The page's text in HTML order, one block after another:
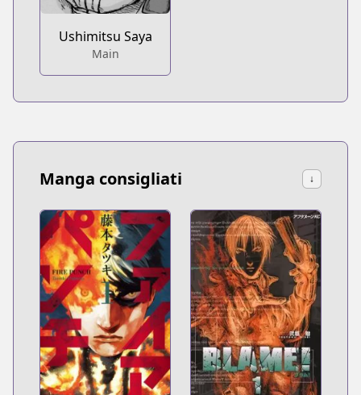
Ushimitsu Saya
Main
Manga consigliati ↓